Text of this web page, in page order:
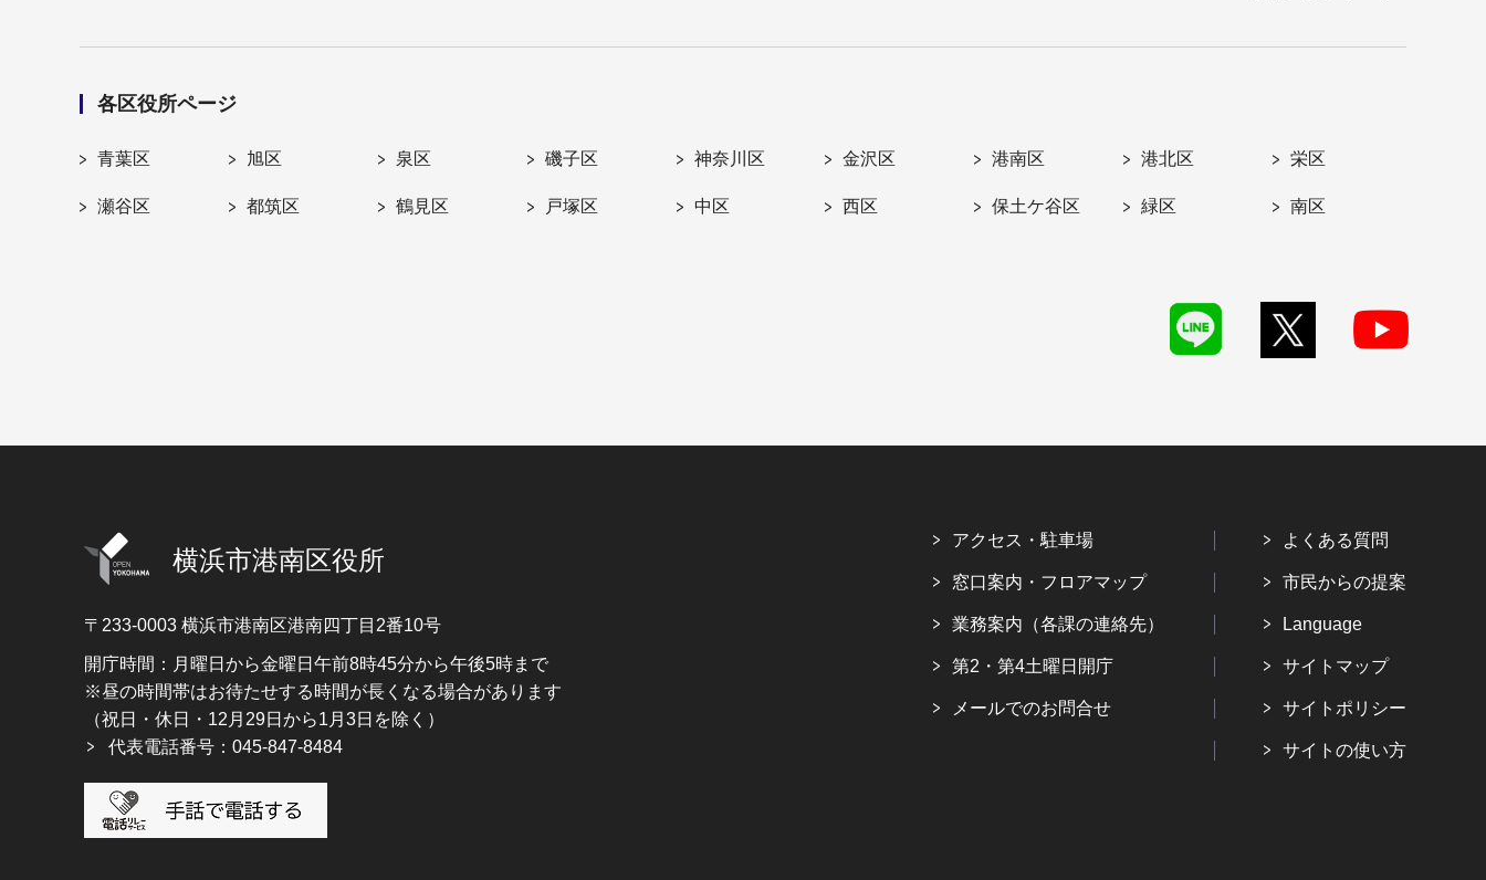
各区役所ページ
青葉区 旭区 泉区 磯子区 神奈川区 金沢区 港南区 港北区 栄区
瀬谷区 都筑区 鶴見区 戸塚区 中区 西区 保土ケ谷区 緑区 南区
横浜市港南区役所
〒233-0003 横浜市港南区港南四丁目2番10号
開庁時間：月曜日から金曜日午前8時45分から午後5時まで
※昼の時間帯はお待たせする時間が長くなる場合があります
（祝日・休日・12月29日から1月3日を除く）
代表電話番号：045-847-8484
アクセス・駐車場
窓口案内・フロアマップ
業務案内（各課の連絡先）
第2・第4土曜日開庁
メールでのお問合せ
よくある質問
市民からの提案
Language
サイトマップ
サイトポリシー
サイトの使い方